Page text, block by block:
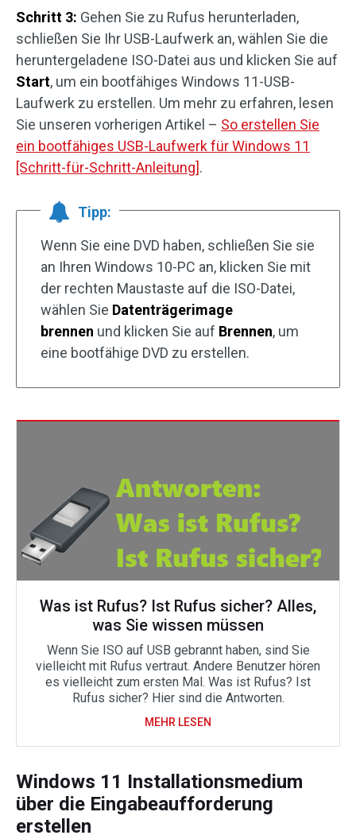
Schritt 3: Gehen Sie zu Rufus herunterladen,
schließen Sie Ihr USB-Laufwerk an, wählen Sie die
heruntergeladene ISO-Datei aus und klicken Sie auf
Start, um ein bootfähiges Windows 11-USB-
Laufwerk zu erstellen. Um mehr zu erfahren, lesen
Sie unseren vorherigen Artikel – So erstellen Sie
ein bootfähiges USB-Laufwerk für Windows 11
[Schritt-für-Schritt-Anleitung].
Tipp:
Wenn Sie eine DVD haben, schließen Sie sie
an Ihren Windows 10-PC an, klicken Sie mit
der rechten Maustaste auf die ISO-Datei,
wählen Sie Datenträgerimage
brennen und klicken Sie auf Brennen, um
eine bootfähige DVD zu erstellen.
Was ist Rufus? Ist Rufus sicher? Alles,
was Sie wissen müssen
Wenn Sie ISO auf USB gebrannt haben, sind Sie
vielleicht mit Rufus vertraut. Andere Benutzer hören
es vielleicht zum ersten Mal. Was ist Rufus? Ist
Rufus sicher? Hier sind die Antworten.
MEHR LESEN
Windows 11 Installationsmedium
über die Eingabeaufforderung
erstellen